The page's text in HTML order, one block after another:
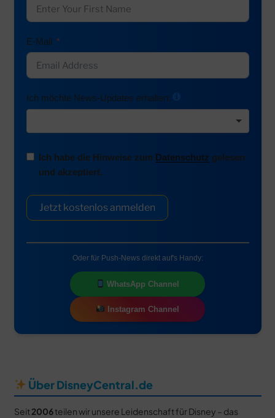
E-Mail
Ich möchte News-Updates erhalten:
Ich habe die Hinweise zum Datenschutz gelesen
und akzeptiert.
Jetzt kostenlos anmelden
Oder für Push-News direkt auf's Handy:
WhatsApp Channel
Instagram Channel
Über DisneyCentral.de
Seit 2006teilen wir unsere Leidenschaft für Disney – das